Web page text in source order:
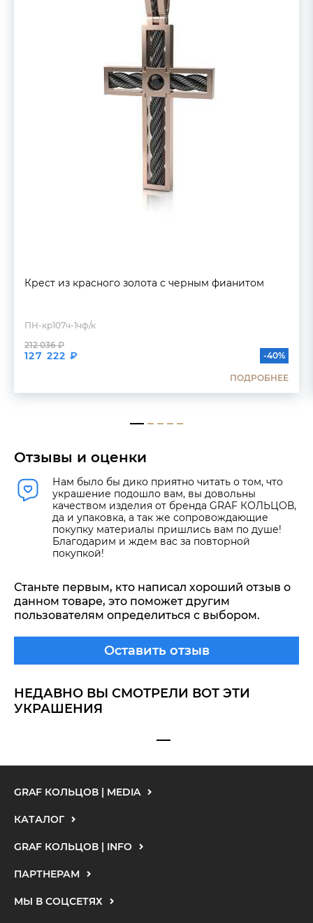
Крест из красного золота с черным фианитом
ПН-кр107ч-1чф/к
127 222 ₽
212 036 ₽
-40%
ПОДРОБНЕЕ
Отзывы и оценки
Нам было бы дико приятно читать о том, что
украшение подошло вам, вы довольны
качеством изделия от бренда GRAF КОЛЬЦОВ,
да и упаковка, а так же сопровождающие
покупку материалы пришлись вам по душе!
Благодарим и ждем вас за повторной
покупкой!
Оставить отзыв
Станьте первым, кто написал хороший отзыв о
данном товаре, это поможет другим
пользователям определиться с выбором.
НЕДАВНО ВЫ СМОТРЕЛИ ВОТ ЭТИ
УКРАШЕНИЯ
GRAF КОЛЬЦОВ | MEDIA
КАТАЛОГ
GRAF КОЛЬЦОВ | INFO
ПАРТНЕРАМ
МЫ В СОЦСЕТЯХ